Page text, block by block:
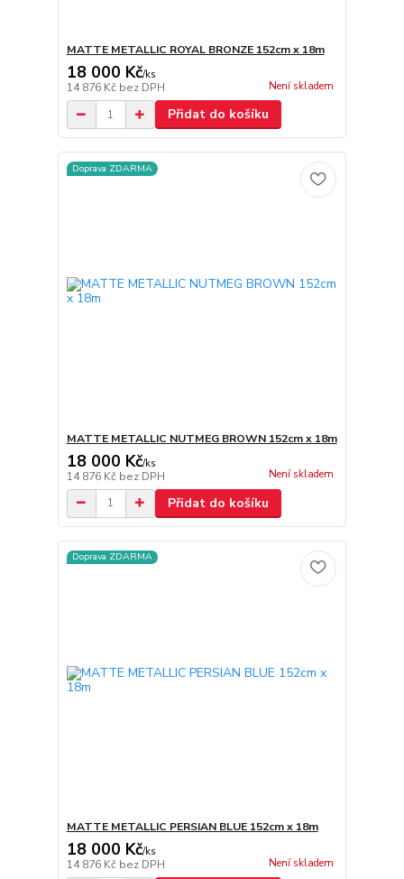
MATTE METALLIC ROYAL BRONZE 152cm x 18m
18 000 Kč/ks
14 876 Kč bez DPH Není skladem
Přidat do košíku
Doprava ZDARMA
MATTE METALLIC NUTMEG BROWN 152cm x 18m
18 000 Kč/ks
14 876 Kč bez DPH Není skladem
Přidat do košíku
Doprava ZDARMA
MATTE METALLIC PERSIAN BLUE 152cm x 18m
18 000 Kč/ks
14 876 Kč bez DPH Není skladem